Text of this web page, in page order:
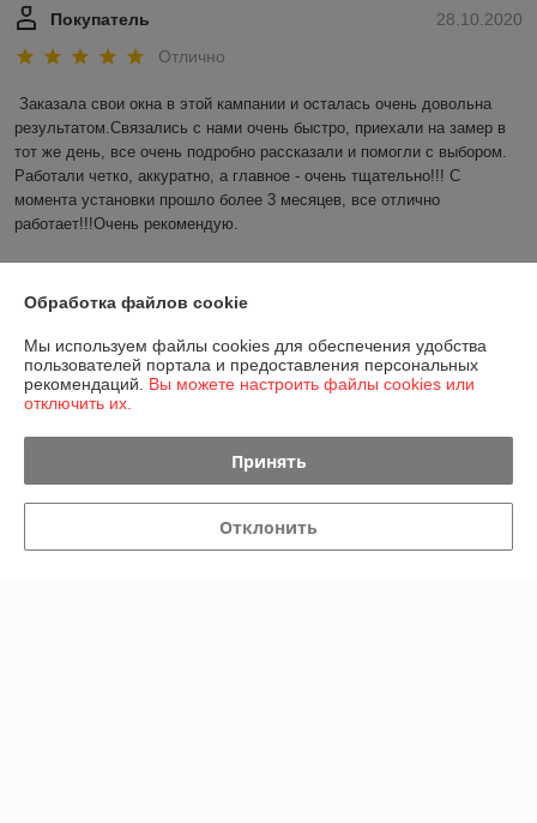
28.10.2020
Покупатель
Отлично
Заказала свои окна в этой кампании и осталась очень довольна
результатом.Связались с нами очень быстро, приехали на замер в
тот же день, все очень подробно рассказали и помогли с выбором.
Работали четко, аккуратно, а главное - очень тщательно!!! С
момента установки прошло более 3 месяцев, все отлично
работает!!!Очень рекомендую.
О нас
Контакты
Обработка файлов cookie
Мы используем файлы cookies для обеспечения удобства
пользователей портала и предоставления персональных
рекомендаций. Вы можете настроить файлы cookies или
отключить их.
Принять
Отклонить